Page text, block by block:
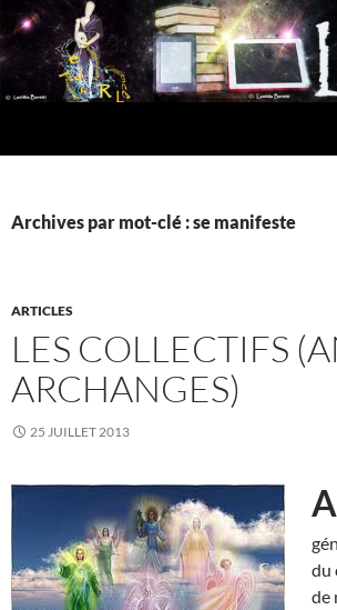
Aller
au
contenu
Archives par mot-clé : se manifeste
ARTICLES
LES COLLECTIFS
ARCHANGES)
25 JUILLET 2013
A
du
de